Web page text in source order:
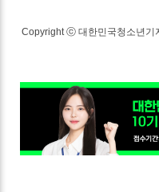
Copyright ⓒ 대한민국청소년기